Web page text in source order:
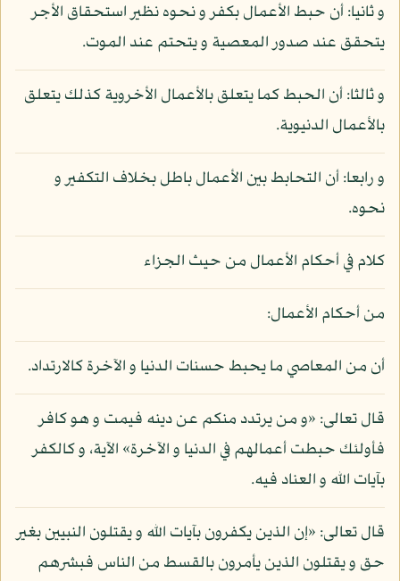
و ثانيا: أن حبط الأعمال بكفر و نحوه نظير استحقاق الأجر
يتحقق عند صدور المعصية و يتحتم عند الموت.
و ثالثا: أن الحبط كما يتعلق بالأعمال الأخروية كذلك يتعلق
بالأعمال الدنيوية.
و رابعا: أن التحابط بين الأعمال باطل بخلاف التكفير و
نحوه.
كلام في أحكام الأعمال من حيث الجزاء
من أحكام الأعمال:
أن من المعاصي ما يحبط حسنات الدنيا و الآخرة كالارتداد.
قال تعالى: «و من يرتدد منكم عن دينه فيمت و هو كافر
فأولئك حبطت أعمالهم في الدنيا و الآخرة» الآية، و كالكفر
بآيات الله و العناد فيه.
قال تعالى: «إن الذين يكفرون بآيات الله و يقتلون النبيين بغير
حق و يقتلون الذين يأمرون بالقسط من الناس فبشرهم